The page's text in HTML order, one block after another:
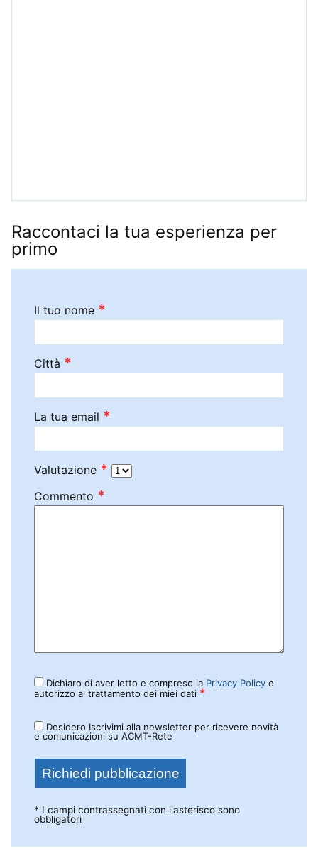
Raccontaci la tua esperienza per
primo
Il tuo nome *
Città *
La tua email *
Valutazione *
Commento *
Dichiaro di aver letto e compreso la Privacy Policy e
autorizzo al trattamento dei miei dati *
Desidero Iscrivimi alla newsletter per ricevere novità
e comunicazioni su ACMT-Rete
* I campi contrassegnati con l'asterisco sono
obbligatori